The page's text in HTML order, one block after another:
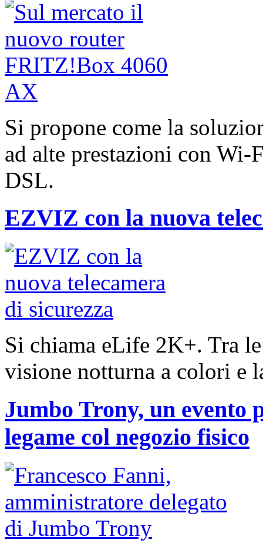
Si propone come la
ad alte prestazioni con
DSL.
EZVIZ con la nuova
Si chiama eLife 2K+. Tra
visione notturna a colori e
Jumbo Trony, un evento
legame col negozio fisico